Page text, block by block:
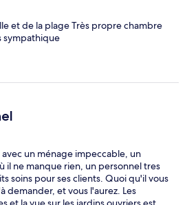
et de la plage Très propre chambre
sympathique
un ménage impeccable, un
il ne manque rien, un personnel tres
soins pour ses clients. Quoi qu'il vous
demander, et vous l'aurez. Les